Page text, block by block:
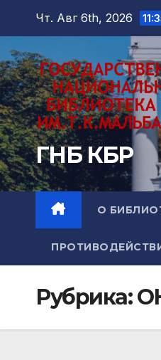
Перейти
содержимому
Чт. Авг 6th, 2026
ГНБ КБР
О
Рубрика: